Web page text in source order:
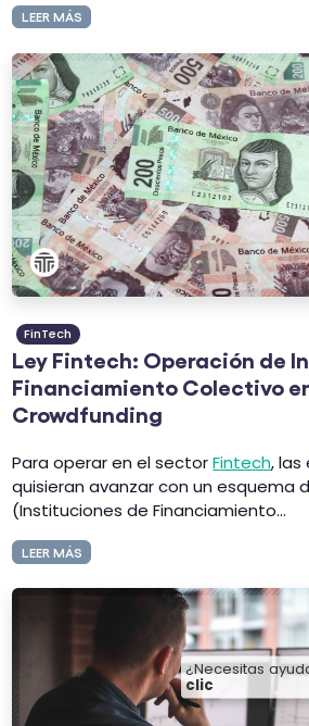
LEER MÁS
FinTech
Ley Fintech: Operación de
Financiamiento Colectivo
Crowdfunding
Para operar en el sector Fintech, las
quisieran avanzar con un esquema
(Instituciones de Financiamiento...
LEER MÁS
¿Necesitas
clic